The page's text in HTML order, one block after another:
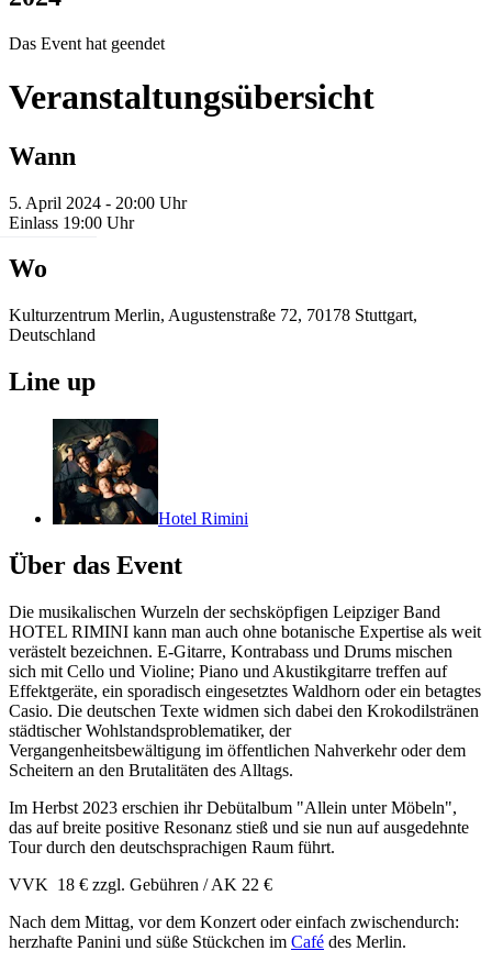
Das Event hat geendet
Veranstaltungsübersicht
Wann
5. April 2024 - 20:00 Uhr
Einlass 19:00 Uhr
Wo
Kulturzentrum Merlin, Augustenstraße 72, 70178 Stuttgart,
Deutschland
Line up
Hotel Rimini
Über das Event
Die musikalischen Wurzeln der sechsköpfigen Leipziger Band
HOTEL RIMINI kann man auch ohne botanische Expertise als weit
verästelt bezeichnen. E-Gitarre, Kontrabass und Drums mischen
sich mit Cello und Violine; Piano und Akustikgitarre treffen auf
Effektgeräte, ein sporadisch eingesetztes Waldhorn oder ein betagtes
Casio. Die deutschen Texte widmen sich dabei den Krokodilstränen
städtischer Wohlstandsproblematiker, der
Vergangenheitsbewältigung im öffentlichen Nahverkehr oder dem
Scheitern an den Brutalitäten des Alltags.
Im Herbst 2023 erschien ihr Debütalbum "Allein unter Möbeln",
das auf breite positive Resonanz stieß und sie nun auf ausgedehnte
Tour durch den deutschsprachigen Raum führt.
VVK 18 € zzgl. Gebühren / AK 22 €
Nach dem Mittag, vor dem Konzert oder einfach zwischendurch:
herzhafte Panini und süße Stückchen im Café des Merlin.